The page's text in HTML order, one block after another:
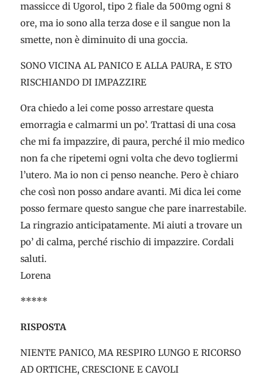
massicce di Ugorol, tipo 2 fiale da 500mg ogni 8
ore, ma io sono alla terza dose e il sangue non la
smette, non è diminuito di una goccia.
SONO VICINA AL PANICO E ALLA PAURA, E STO
RISCHIANDO DI IMPAZZIRE
Ora chiedo a lei come posso arrestare questa
emorragia e calmarmi un po’. Trattasi di una cosa
che mi fa impazzire, di paura, perché il mio medico
non fa che ripetemi ogni volta che devo togliermi
l’utero. Ma io non ci penso neanche. Pero è chiaro
che così non posso andare avanti. Mi dica lei come
posso fermare questo sangue che pare inarrestabile.
La ringrazio anticipatamente. Mi aiuti a trovare un
po’ di calma, perché rischio di impazzire. Cordali
saluti.
Lorena
*****
RISPOSTA
NIENTE PANICO, MA RESPIRO LUNGO E RICORSO
AD ORTICHE, CRESCIONE E CAVOLI